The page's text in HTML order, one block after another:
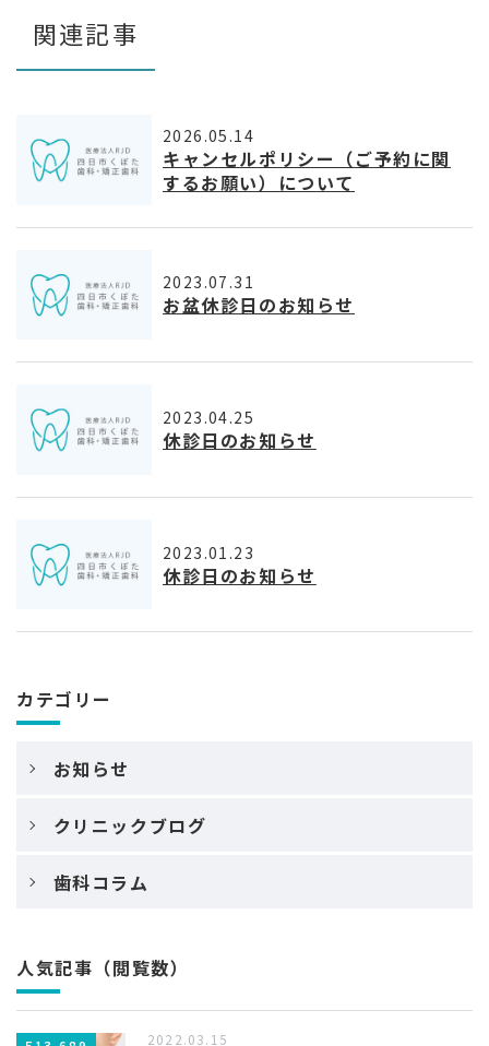
関連記事
2026.05.14
キャンセルポリシー（ご予約に関
するお願い）について
2023.07.31
お盆休診日のお知らせ
2023.04.25
休診日のお知らせ
2023.01.23
休診日のお知らせ
カテゴリー
お知らせ
クリニックブログ
歯科コラム
人気記事（閲覧数）
2022.03.15